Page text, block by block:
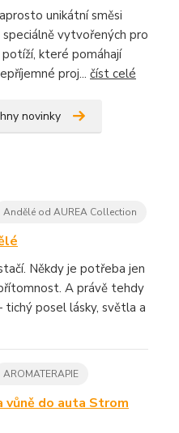
unikátní směsi
vytvořených pro
potíží, které pomáhají
proj... číst celé
novinky
Andělé od AUREA Collection
Někdy je potřeba jen
A právě tehdy
posel lásky, světla a
AROMATERAPIE
vůně do auta Strom